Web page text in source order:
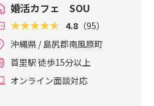
婚活カフェ SOU
4.8 （95）
沖縄県 / 島尻郡南風原町
首里駅 徒歩15分以上
オンライン面談対応